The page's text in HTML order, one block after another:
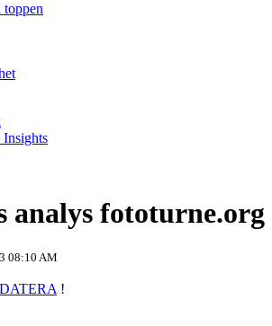
Insights
analys fototurne.org
08:10 AM
!